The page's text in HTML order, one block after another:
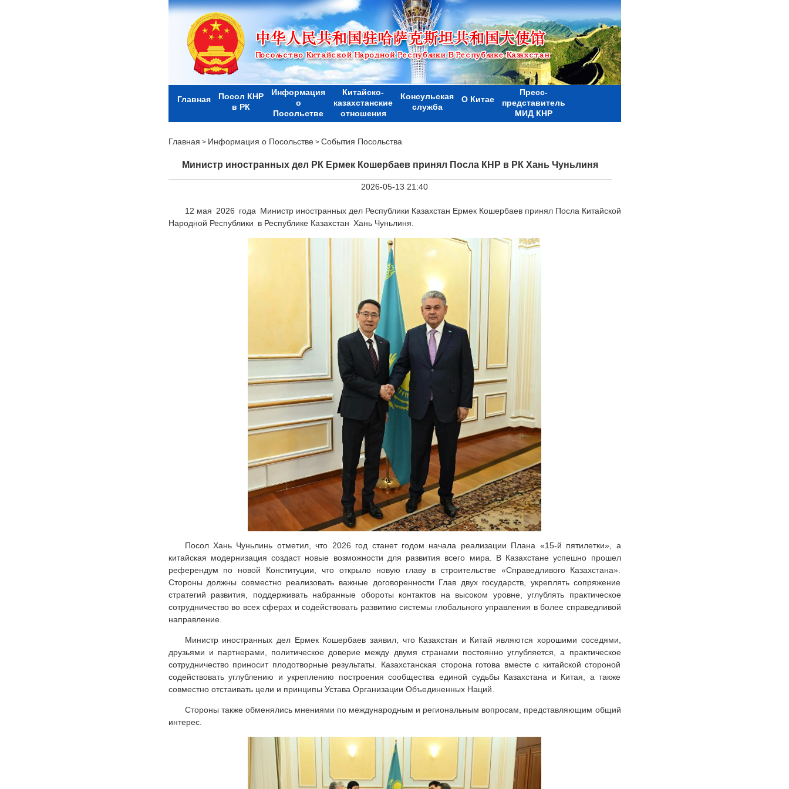
Главная
Посол КНР
в РК
Информация
о
Посольстве
Китайско-
казахстанские
отношения
Консульская
служба
О Китае
Пресс-
представитель
МИД КНР
Главная > Информация о Посольстве> События Посольства
Министр иностранных дел РК Ермек Кошербаев принял Посла КНР в РК Хань Чуньлиня
2026-05-13 21:40
12 мая 2026 года Министр иностранных дел Республики Казахстан Ермек Кошербаев принял Посла Китайской
Народной Республики в Республике Казахстан Хань Чуньлиня.
Посол Хань Чуньлинь отметил, что 2026 год станет годом начала реализации Плана «15-й пятилетки», а
китайская модернизация создаст новые возможности для развития всего мира. В Казахстане успешно прошел
референдум по новой Конституции, что открыло новую главу в строительстве «Справедливого Казахстана».
Стороны должны совместно реализовать важные договоренности Глав двух государств, укреплять сопряжение
стратегий развития, поддерживать набранные обороты контактов на высоком уровне, углублять практическое
сотрудничество во всех сферах и содействовать развитию системы глобального управления в более справедливой
направление.
Министр иностранных дел Ермек Кошербаев заявил, что Казахстан и Китай являются хорошими соседями,
друзьями и партнерами, политическое доверие между двумя странами постоянно углубляется, а практическое
сотрудничество приносит плодотворные результаты. Казахстанская сторона готова вместе с китайской стороной
содействовать углублению и укреплению построения сообщества единой судьбы Казахстана и Китая, а также
совместно отстаивать цели и принципы Устава Организации Объединенных Наций.
Стороны также обменялись мнениями по международным и региональным вопросам, представляющим общий
интерес.